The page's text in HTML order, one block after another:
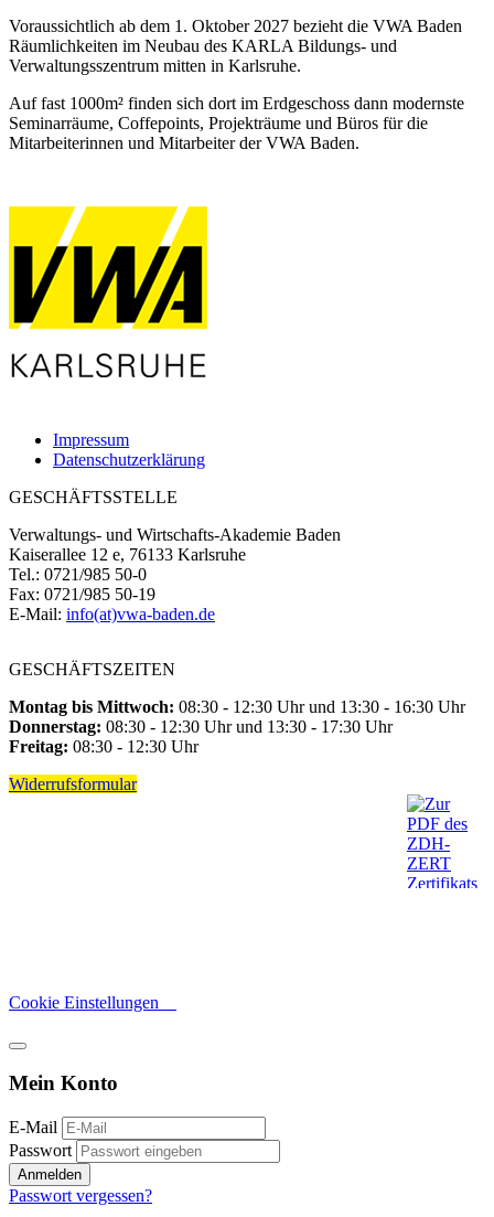
Voraussichtlich ab dem 1. Oktober 2027 bezieht die VWA Baden
Räumlichkeiten im Neubau des KARLA Bildungs- und
Verwaltungsszentrum mitten in Karlsruhe.
Auf fast 1000m² finden sich dort im Erdgeschoss dann modernste
Seminarräume, Coffepoints, Projekträume und Büros für die
Mitarbeiterinnen und Mitarbeiter der VWA Baden.
Impressum
Datenschutzerklärung
GESCHÄFTSSTELLE
Verwaltungs- und Wirtschafts-Akademie Baden
Kaiserallee 12 e, 76133 Karlsruhe
Tel.: 0721/985 50-0
Fax: 0721/985 50-19
E-Mail: info(at)vwa-baden.de
GESCHÄFTSZEITEN
Montag bis Mittwoch: 08:30 - 12:30 Uhr und 13:30 - 16:30 Uhr
Donnerstag: 08:30 - 12:30 Uhr und 13:30 - 17:30 Uhr
Freitag: 08:30 - 12:30 Uhr
Widerrufsformular
Cookie Einstellungen
Mein Konto
E-Mail
Passwort
Anmelden
Passwort vergessen?